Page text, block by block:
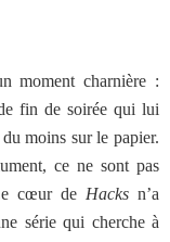
moment charnière :
fin de soirée qui lui
moins sur le papier.
ce ne sont pas
cœur de Hacksn’a
série qui cherche à